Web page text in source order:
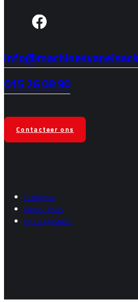
015 26 08 90
Contacteer ons
Disclaimer
Privacy Policy
By DesignStudio